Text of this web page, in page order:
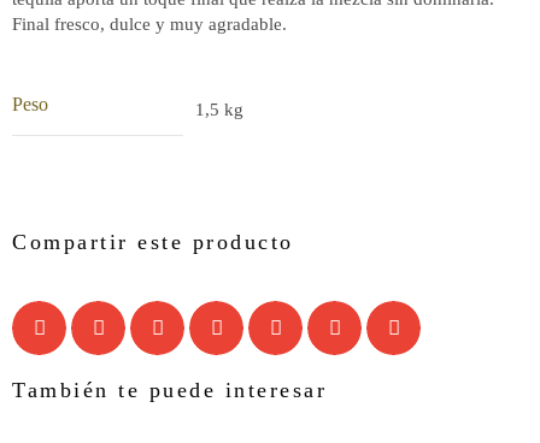
Final fresco, dulce y muy agradable.
Peso 1,5 kg
Compartir este producto
También te puede interesar